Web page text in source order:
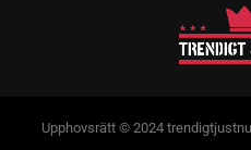
Upphovsrätt © 2024